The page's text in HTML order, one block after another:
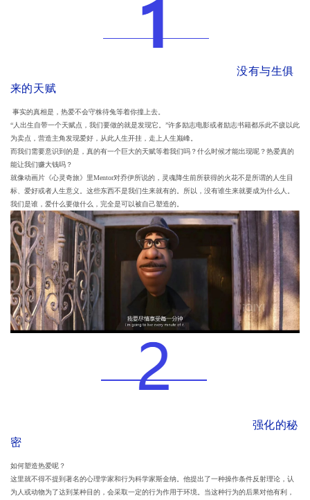
没有与生俱
来的天赋
事实的真相是，热爱不会守株待兔等着你撞上去。
“人出生自带一个天赋点，我们要做的就是发现它。”许多励志电影或者励志书籍都乐此不疲以此
为卖点，营造主角发现爱好，从此人生开挂，走上人生巅峰。
而我们需要意识到的是，真的有一个巨大的天赋等着我们吗？什么时候才能出现呢？热爱真的
能让我们赚大钱吗？
就像动画片《心灵奇旅》里Mentor对乔伊所说的，灵魂降生前所获得的火花不是所谓的人生目
标、爱好或者人生意义。这些东西不是我们生来就有的。所以，没有谁生来就要成为什么人。
我们是谁，爱什么要做什么，完全是可以被自己塑造的。
强化的秘
密
如何塑造热爱呢？
这里就不得不提到著名的心理学家和行为科学家斯金纳。他提出了一种操作条件反射理论，认
为人或动物为了达到某种目的，会采取一定的行为作用于环境。当这种行为的后果对他有利，